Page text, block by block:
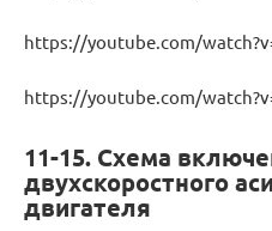
https://youtube.com/
https://youtube.com/
11-15. Схема
двухскоростного
двигателя